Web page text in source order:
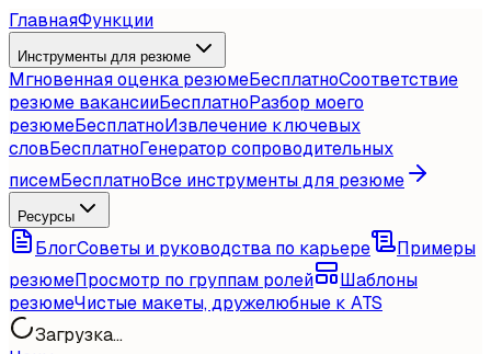
ГлавнаяФункции
Инструменты для резюме
Мгновенная оценка резюмеБесплатноСоответствие
резюме вакансииБесплатноРазбор моего
резюмеБесплатноИзвлечение ключевых
словБесплатноГенератор сопроводительных
писемБесплатноВсе инструменты для резюме
Ресурсы
БлогСоветы и руководства по карьере
Примеры
резюмеПросмотр по группам ролей
Шаблоны
резюмеЧистые макеты, дружелюбные к ATS
Загрузка...